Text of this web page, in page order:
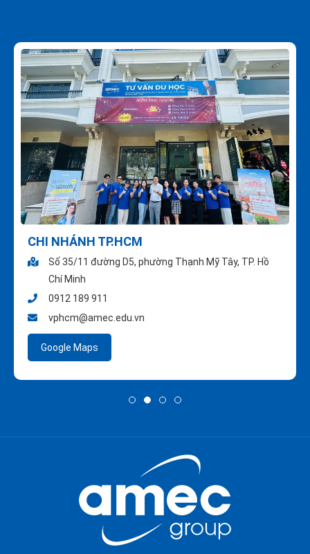
CHI NHÁNH TP.HCM
Số 35/11 đường D5, phường Thạnh Mỹ Tây, TP. Hồ
Chí Minh
0912 189 911
vphcm@amec.edu.vn
Google Maps